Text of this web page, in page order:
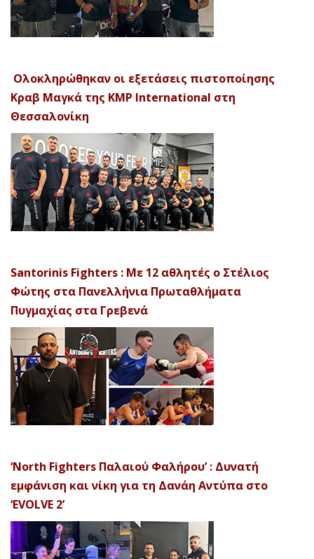
Ολοκληρώθηκαν οι εξετάσεις πιστοποίησης
Κραβ Μαγκά της KMP International στη
Θεσσαλονίκη
Santorinis Fighters : Με 12 αθλητές ο Στέλιος
Φώτης στα Πανελλήνια Πρωταθλήματα
Πυγμαχίας στα Γρεβενά
‘North Fighters Παλαιού Φαλήρου’ : Δυνατή
εμφάνιση και νίκη για τη Δανάη Αντύπα στο
‘EVOLVE 2’